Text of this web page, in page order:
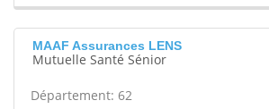
MAAF Assurances LENS
Mutuelle Santé Sénior
Département: 62